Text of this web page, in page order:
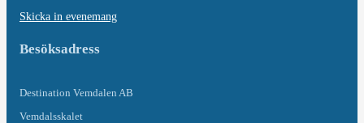
Skicka in evenemang
Besöksadress
Destination Vemdalen AB
Vemdalsskalet